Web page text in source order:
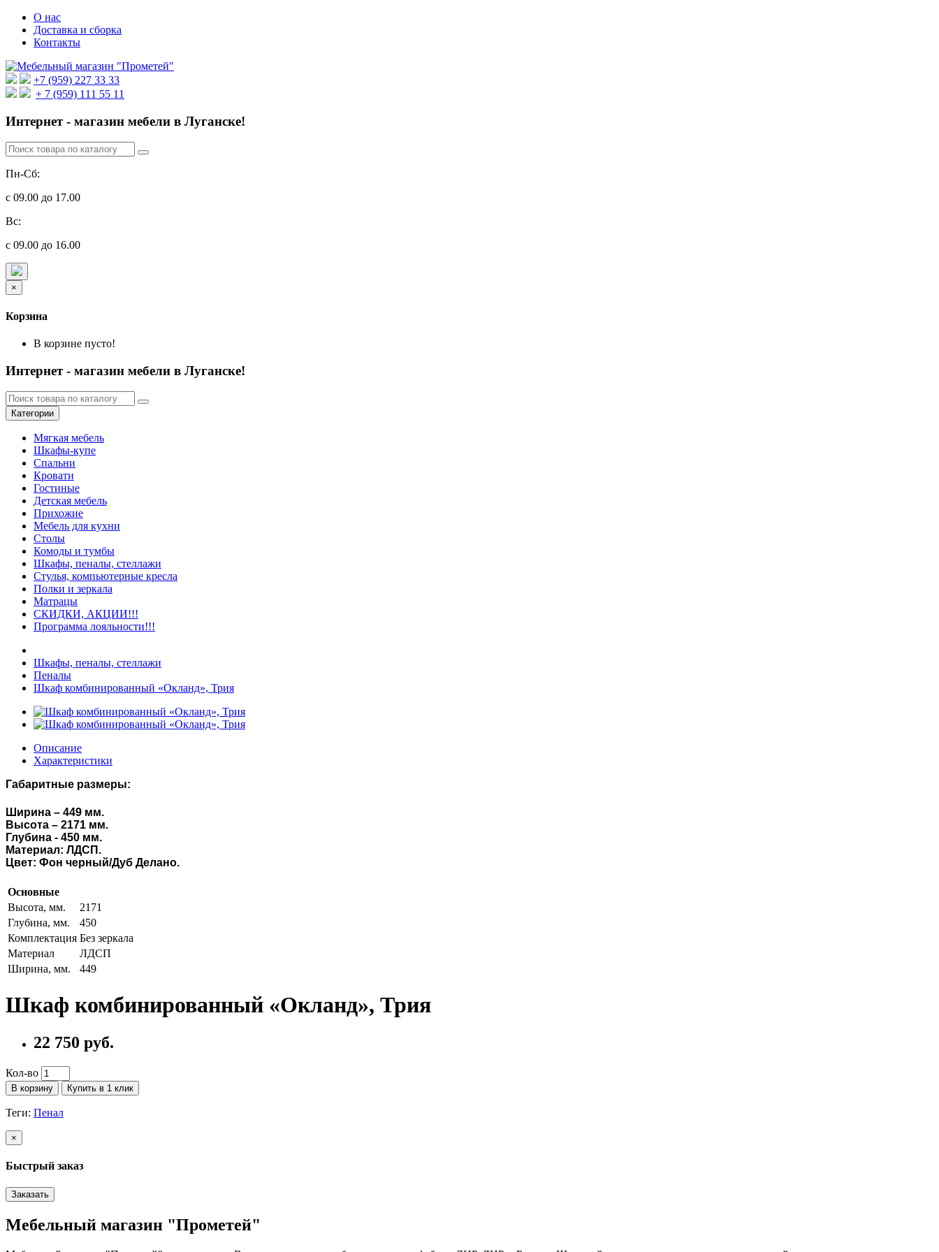
О нас
Доставка и сборка
Контакты
+7 (959) 227 33 33
+ 7 (959) 111 55 11
Интернет - магазин мебели в Луганске!
Пн-Сб:
с 09.00 до 17.00
Вс:
с 09.00 до 16.00
×
Корзина
В корзине пусто!
Интернет - магазин мебели в Луганске!
Категории
Мягкая мебель
Шкафы-купе
Спальни
Кровати
Гостиные
Детская мебель
Прихожие
Мебель для кухни
Столы
Комоды и тумбы
Шкафы, пеналы, стеллажи
Стулья, компьютерные кресла
Полки и зеркала
Матрацы
СКИДКИ, АКЦИИ!!!
Программа лояльности!!!
Шкафы, пеналы, стеллажи
Пеналы
Шкаф комбинированный «Окланд», Трия
Описание
Характеристики
Габаритные размеры:
Ширина – 449 мм.
Высота – 2171 мм.
Глубина - 450 мм.
Материал: ЛДСП.
Цвет: Фон черный/Дуб Делано.
Основные
Высота, мм.
2171
Глубина, мм.
450
Комплектация Без зеркала
Материал
ЛДСП
Ширина, мм.
449
Шкаф комбинированный «Окланд», Трия
22 750 руб.
Кол-во
В корзину Купить в 1 клик
Теги: Пенал
×
Быстрый заказ
Заказать
Мебельный магазин "Прометей"